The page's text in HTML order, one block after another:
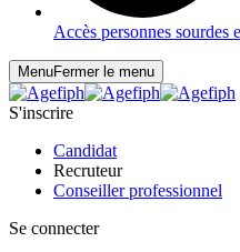
Accès personnes sourdes
MenuFermer le menu
S'inscrire
Candidat
Recruteur
Conseiller professionnel
Se connecter